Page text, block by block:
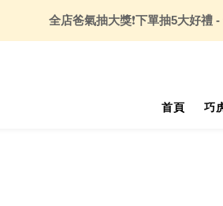
首頁 巧
全店爸氣抽大獎❗下單抽5大好禮